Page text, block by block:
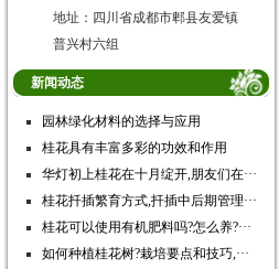
地址：四川省成都市郫县友爱镇
普兴村六组
新闻动态
园林绿化材料的选择与应用
桂花具有丰富多彩的功效和作用
华灯初上桂花在十月绽开,朋友们在···
桂花扦插繁育方式,扦插中后期管理···
桂花可以使用有机肥料吗?怎么养?···
如何种植桂花树?栽培要点和技巧,···